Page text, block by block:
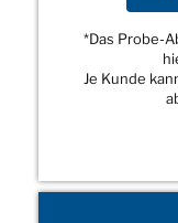
*Das Probe-
Je Kunde